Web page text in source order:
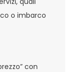
o imbarco
con